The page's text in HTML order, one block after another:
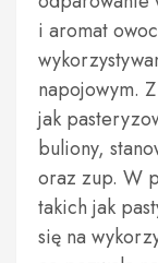
i aromat
napojowym.
jak
buliony,
oraz zup. W
takich jak
się na